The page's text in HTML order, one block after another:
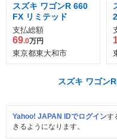
スズキ ワゴンR 660
FX リミテッド
支払総額
69.0万円
東京都東大和市
スズキ ワゴン
Yahoo! JAPAN IDでログインす
きるようになります。